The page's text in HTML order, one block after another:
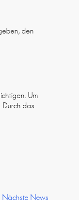
den
Um
Durch das
Nächste News